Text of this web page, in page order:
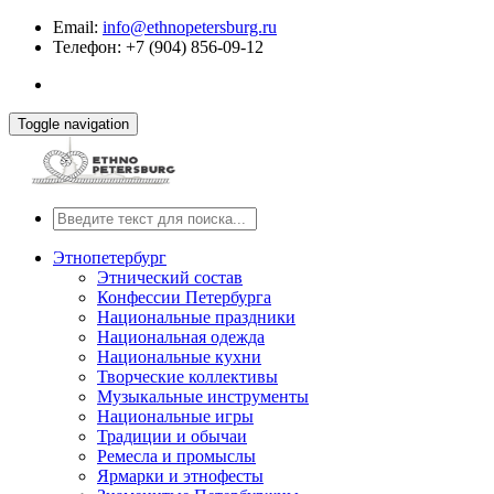
Email: info@ethnopetersburg.ru
Телефон: +7 (904) 856-09-12
Toggle navigation
Этнопетербург
Этнический состав
Конфессии Петербурга
Национальные праздники
Национальная одежда
Национальные кухни
Творческие коллективы
Музыкальные инструменты
Национальные игры
Традиции и обычаи
Ремесла и промыслы
Ярмарки и этнофесты